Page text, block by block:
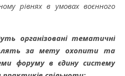
рівнях в умовах воєнного
організовані тематичні
за мету охопити та
форуму в єдину систему